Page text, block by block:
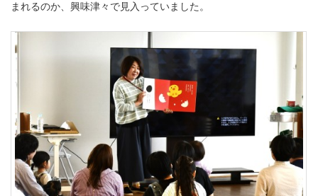
まれるのか、興味津々で見入っていました。